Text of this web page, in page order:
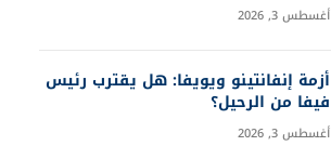
أغسطس 3, 2026
أزمة إنفانتينو ويويفا: هل يقترب رئيس
فيفا من الرحيل؟
أغسطس 3, 2026